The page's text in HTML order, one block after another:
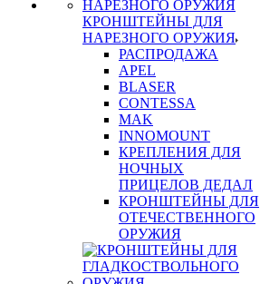
КРОНШТЕЙНЫ ДЛЯ
НАРЕЗНОГО ОРУЖИЯ
РАСПРОДАЖА
APEL
BLASER
CONTESSA
MAK
INNOMOUNT
КРЕПЛЕНИЯ ДЛЯ
НОЧНЫХ
ПРИЦЕЛОВ ДЕДАЛ
КРОНШТЕЙНЫ ДЛЯ
ОТЕЧЕСТВЕННОГО
ОРУЖИЯ